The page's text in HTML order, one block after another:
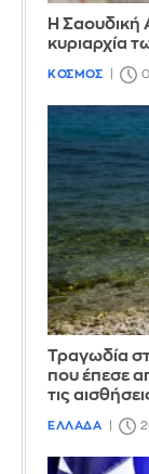
Η Σαουδική
κυριαρχία
ΚΟΣΜΟΣ
Τραγωδία
που έπεσε
τις
ΕΛΛΑΔΑ